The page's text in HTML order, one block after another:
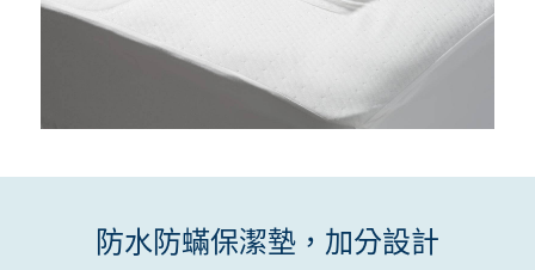
防水防蟎保潔墊，加分設計